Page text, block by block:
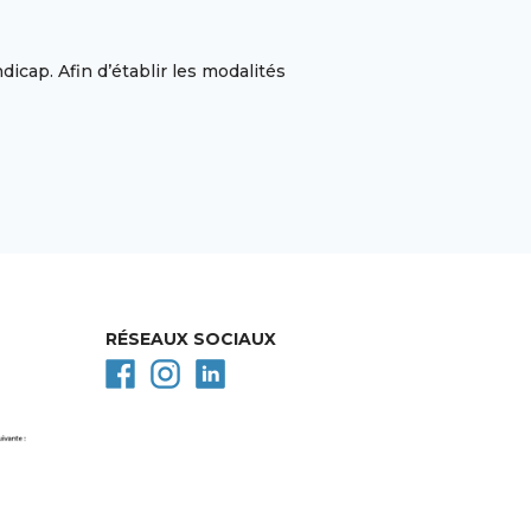
Afin d’établir les modalités
RÉSEAUX SOCIAUX